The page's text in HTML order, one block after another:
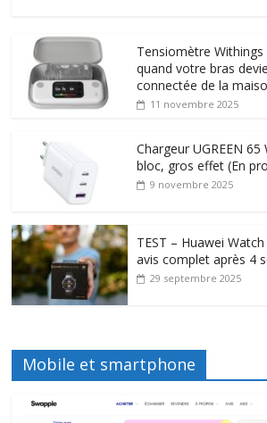
Tensiomètre Withings
quand votre bras
connectée de la
11 novembre 2025
Chargeur UGREEN 65
bloc, gros effet (En
9 novembre 2025
TEST – Huawei
avis complet après 4
29 septembre 2025
Mobile et smartphone